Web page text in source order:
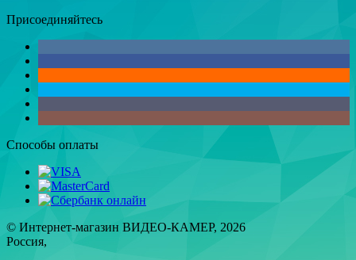
Присоединяйтесь
Способы оплаты
© Интернет-магазин ВИДЕО-КАМЕР, 2026
Россия,